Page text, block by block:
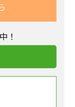
！